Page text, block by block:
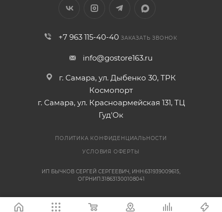
+7 963 115-40-40 ЗАКАЗАТЬ ЗВОНОК
info@gostore163.ru
г. Самара, ул. Дыбенко 30, ТРК
Космопорт
г. Самара, ул. Красноармейская 131, ТЦ
Гуд'Ок
ПОЛИТИКА КОНФИДЕНЦИАЛЬНОСТИ
УСЛОВИЯ ОФЕРТЫ
ИП БЫЧКОВ СЕРГЕЙ СЕРГЕЕВИЧ, ИНН:631939009615,
ОГРНИП:318631300108041